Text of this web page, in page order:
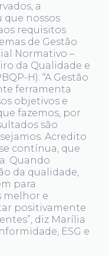
a
que nossos
requisitos
de Gestão
Normativo –
da Qualidade e
H). “A Gestão
ferramenta
objetivos e
fazemos, por
são
Acredito
contínua, que
Quando
da qualidade,
para
melhor e
positivamente
diz Marília
ESG e